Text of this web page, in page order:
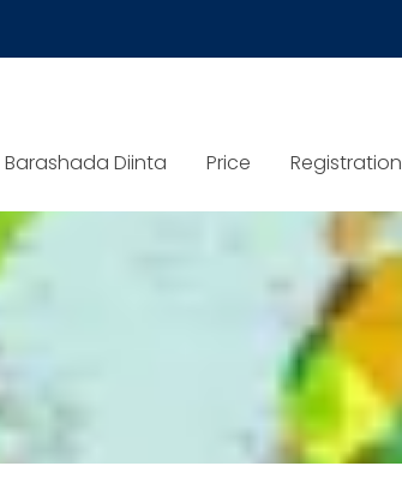
Barashada Diinta Price Registration